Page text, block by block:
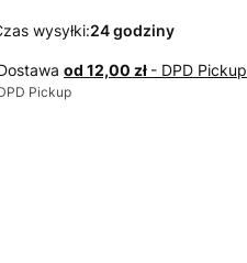
wysyłki:24 godziny
od 12,00 zł - DPD Pickup
Pickup